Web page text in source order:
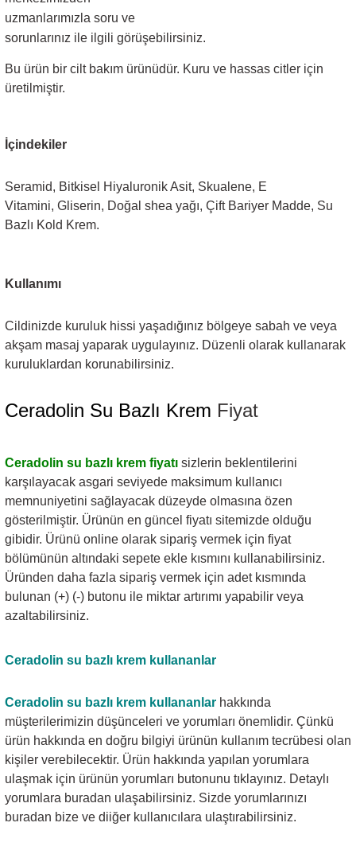
uzmanlarımızla soru ve
sorunlarınız ile ilgili görüşebilirsiniz.
Bu ürün bir cilt bakım ürünüdür. Kuru ve hassas citler için
üretilmiştir.
İçindekiler
Seramid, Bitkisel Hiyaluronik Asit, Skualene, E
Vitamini, Gliserin, Doğal shea yağı, Çift Bariyer Madde, Su
Bazlı Kold Krem.
Kullanımı
Cildinizde kuruluk hissi yaşadığınız bölgeye sabah ve veya
akşam masaj yaparak uygulayınız. Düzenli olarak kullanarak
kuruluklardan korunabilirsiniz.
Ceradolin Su Bazlı Krem Fiyat
Ceradolin su bazlı krem fiyatı sizlerin beklentilerini
karşılayacak asgari seviyede maksimum kullanıcı
memnuniyetini sağlayacak düzeyde olmasına özen
gösterilmiştir. Ürünün en güncel fiyatı sitemizde olduğu
gibidir. Ürünü online olarak sipariş vermek için fiyat
bölümünün altındaki sepete ekle kısmını kullanabilirsiniz.
Üründen daha fazla sipariş vermek için adet kısmında
bulunan (+) (-) butonu ile miktar artırımı yapabilir veya
azaltabilirsiniz.
Ceradolin su bazlı krem kullananlar
Ceradolin su bazlı krem kullananlar hakkında
müşterilerimizin düşünceleri ve yorumları önemlidir. Çünkü
ürün hakkında en doğru bilgiyi ürünün kullanım tecrübesi olan
kişiler verebilecektir. Ürün hakkında yapılan yorumlara
ulaşmak için ürünün yorumları butonunu tıklayınız. Detaylı
yorumlara buradan ulaşabilirsiniz. Sizde yorumlarınızı
buradan bize ve diiğer kullanıcılara ulaştırabilirsiniz.